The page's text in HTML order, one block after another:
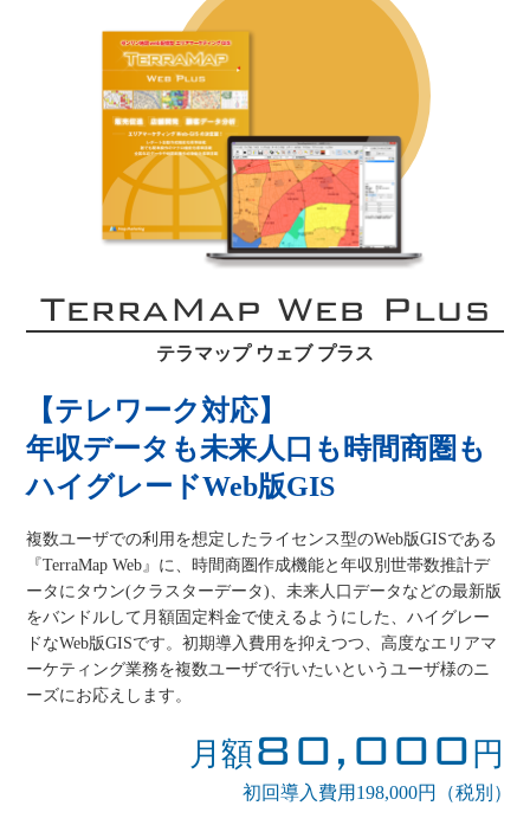
TerraMap Web Plus
テラマップ ウェブ プラス
【テレワーク対応】
年収データも未来人口も時間商圏も
ハイグレードWeb版GIS
複数ユーザでの利用を想定したライセンス型のWeb版GISである
『TerraMap Web』に、時間商圏作成機能と年収別世帯数推計デ
ータにタウン(クラスターデータ)、未来人口データなどの最新版
をバンドルして月額固定料金で使えるようにした、ハイグレー
ドなWeb版GISです。初期導入費用を抑えつつ、高度なエリアマ
ーケティング業務を複数ユーザで行いたいというユーザ様のニ
ーズにお応えします。
月額80,000 円
初回導入費用198,000円（税別）